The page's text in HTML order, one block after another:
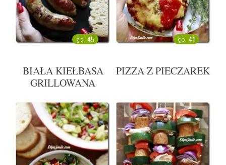
45
BIAŁA KIEŁBASA
GRILLOWANA
41
PIZZA Z PIECZAREK